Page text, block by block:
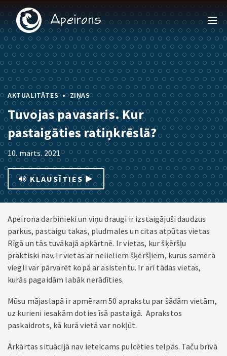
AKTUALITĀTES • ZIŅAS
Tuvojas pavasaris. Kur
pastaigāties ratiņkrēslā?
10. marts. 2021
KLAUSĪTIES
Apeirona darbinieki un viņu draugi ir izstaigājuši daudzus
parkus, pastaigu takas, pludmales un citas atpūtas vietas
Rīgā un tās tuvākajā apkārtnē. Ir vietas, kur šķēršļu
praktiski nav. Ir vietas ar nelieliem šķēršļiem, kurus samērā
viegli var pārvarēt kopā ar asistentu. Ir arī tādas vietas,
kurās pagaidām labāk nerādīties.
Mūsu mājaslapā ir apmēram 50 aprakstu par šādām vietām,
uz kurieni iesakām doties īsā pastaigā. Aprakstos
paskaidrots, kā kurā vietā var nokļūt.
Ārkārtas situācijā nav ieteicams pulcēties telpās. Taču brīvā